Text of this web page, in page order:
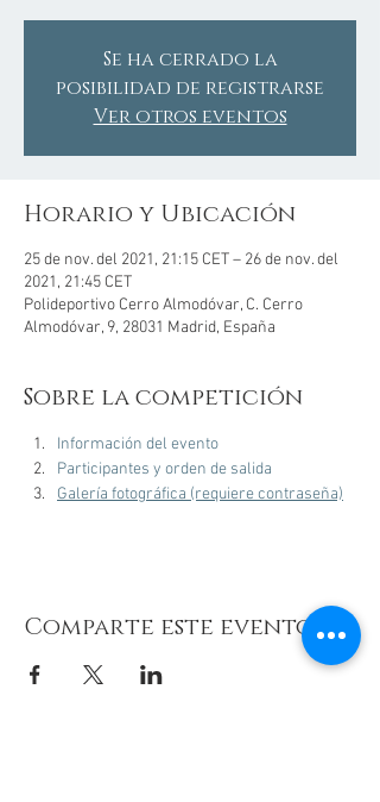
Se ha cerrado la
posibilidad de registrarse
Ver otros eventos
Horario y Ubicación
25 de nov. del 2021, 21:15 CET – 26 de nov. del
2021, 21:45 CET
Polideportivo Cerro Almodóvar, C. Cerro
Almodóvar, 9, 28031 Madrid, España
Sobre la competición
Información del evento
Participantes y orden de salida
Galería fotográfica (requiere contraseña)
Comparte este evento